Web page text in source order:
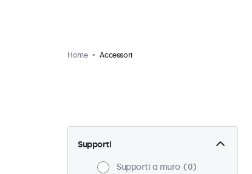
Home Accessori
Supporti
Supporti a muro
0